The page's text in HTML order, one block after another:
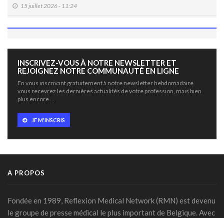
15 juillet 2026 - 11:24
Un jeune Américain sur cinq sollicite un chatbot pour sa
Urgence médicale : l'IA doit d'abord faire ses preuves face
au papier ( Valentin Dirken )
14 juillet 2026 - 16:59
symptômes
14 juillet 2026 - 11:14
organisée le 31 août à Bruxelles
13 juillet 2026 - 09:03
INSCRIVEZ-VOUS À NOTRE NEWSLETTER ET
REJOIGNEZ NOTRE COMMUNAUTÉ EN LIGNE
En vous inscrivant gratuitement à notre newsletter hebdomadaire
vous recevrez les dernières actualités de votre profession, mais bien
plus encore …
JE M'INSCRIS
A PROPOS
Fondée en 1989, Reflexion Medical Network (RMN) est devenu
le groupe de presse médical le plus important de Belgique. Avec